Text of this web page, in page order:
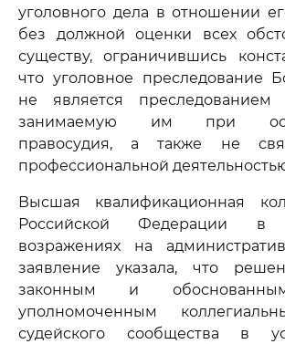
уголовного дела в отношении
без должной оценки всех
существу, ограничившись
что уголовное преследование
не является
занимаемую им при
правосудия, а также не
профессиональной
Высшая квалификационная
Российской Федерации в
возражениях на
заявление указала, что
законным и
уполномоченным
судейского сообщества в